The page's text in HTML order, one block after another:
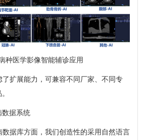
种医学影像智能辅诊应用
扩展能力，可兼容不同厂家、不同专
据系统
据库方面，我们创造性的采用自然语言